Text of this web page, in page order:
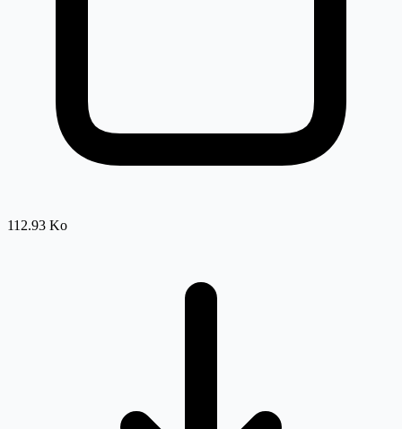
112.93 Ko